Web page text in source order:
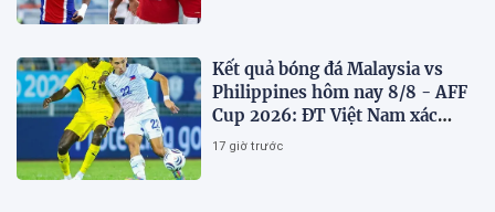
Kết quả bóng đá Malaysia vs
Philippines hôm nay 8/8 - AFF
Cup 2026: ĐT Việt Nam xác
định đối thủ
17 giờ trước